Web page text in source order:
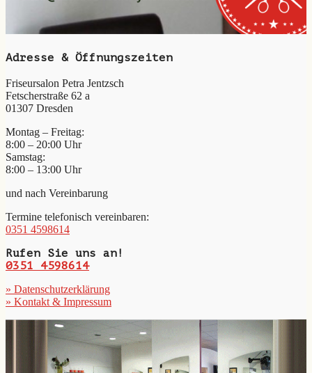
Adresse & Öffnungszeiten
Friseursalon Petra Jentzsch
Fetscherstraße 62 a
01307 Dresden
Montag – Freitag:
8:00 – 20:00 Uhr
Samstag:
8:00 – 13:00 Uhr
und nach Vereinbarung
Termine telefonisch vereinbaren:
0351 4598614
Rufen Sie uns an!
0351 4598614
» Datenschutzerklärung
» Kontakt & Impressum